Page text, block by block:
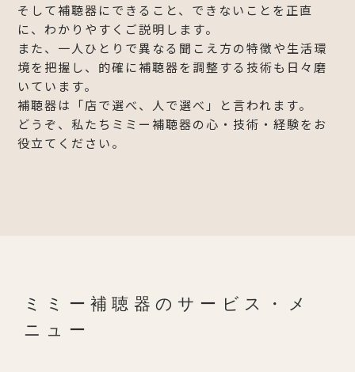
そして補聴器にできること、できないことを正直
に、わかりやすくご説明します。
また、一人ひとりで異なる聞こえ方の特徴や生活環
境を把握し、的確に補聴器を調整する技術も日々磨
いています。
補聴器は「店で選べ、人で選べ」と言われます。
どうぞ、私たちミミー補聴器の心・技術・経験をお
役立てください。
ミミー補聴器のサービス・メ
ニュー